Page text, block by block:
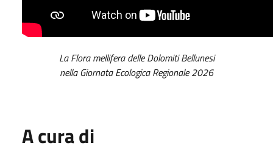
La Flora mellifera delle Dolomiti Bellunesi
nella Giornata Ecologica Regionale 2026
A cura di